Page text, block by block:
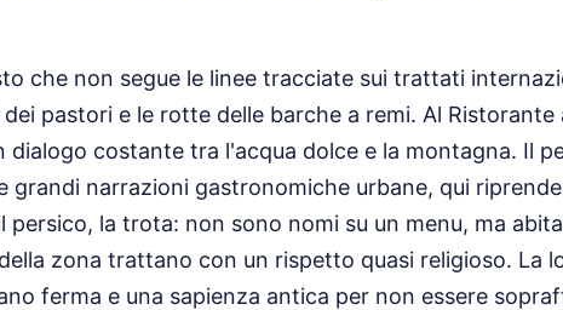
che non segue le linee tracciate sui trattati
pastori e le rotte delle barche a remi. Al Ristorante
dialogo costante tra l'acqua dolce e la montagna. Il
grandi narrazioni gastronomiche urbane, qui
persico, la trota: non sono nomi su un menu, ma
zona trattano con un rispetto quasi religioso. La
ferma e una sapienza antica per non essere